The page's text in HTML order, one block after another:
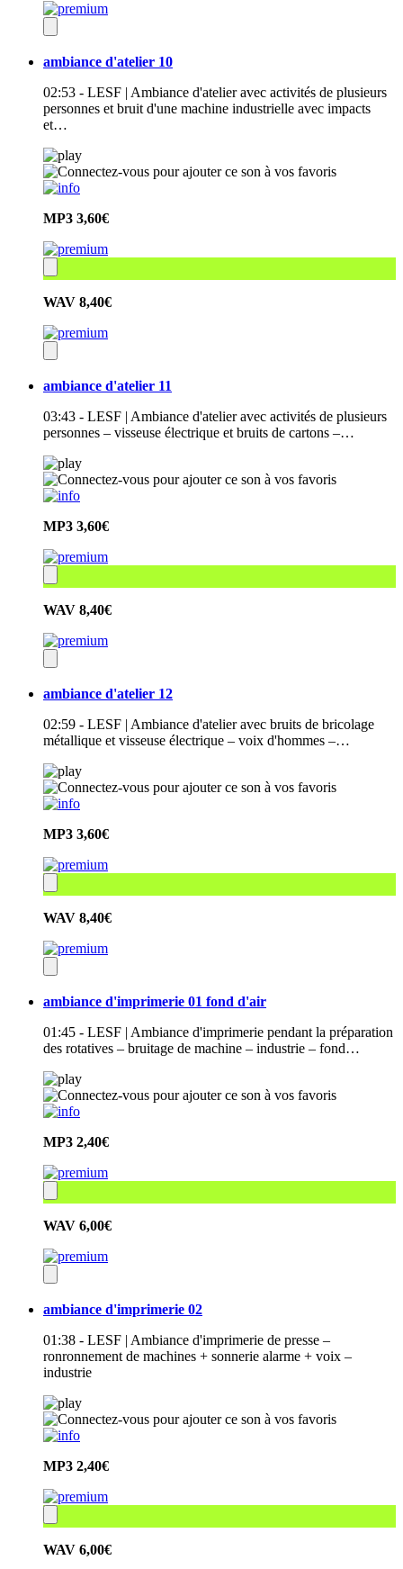
ambiance d'atelier 10
02:53 - LESF | Ambiance d'atelier avec activités de plusieurs
personnes et bruit d'une machine industrielle avec impacts
et…
MP3 3,60€
WAV 8,40€
ambiance d'atelier 11
03:43 - LESF | Ambiance d'atelier avec activités de plusieurs
personnes – visseuse électrique et bruits de cartons –…
MP3 3,60€
WAV 8,40€
ambiance d'atelier 12
02:59 - LESF | Ambiance d'atelier avec bruits de bricolage
métallique et visseuse électrique – voix d'hommes –…
MP3 3,60€
WAV 8,40€
ambiance d'imprimerie 01 fond d'air
01:45 - LESF | Ambiance d'imprimerie pendant la préparation
des rotatives – bruitage de machine – industrie – fond…
MP3 2,40€
WAV 6,00€
ambiance d'imprimerie 02
01:38 - LESF | Ambiance d'imprimerie de presse –
ronronnement de machines + sonnerie alarme + voix –
industrie
MP3 2,40€
WAV 6,00€